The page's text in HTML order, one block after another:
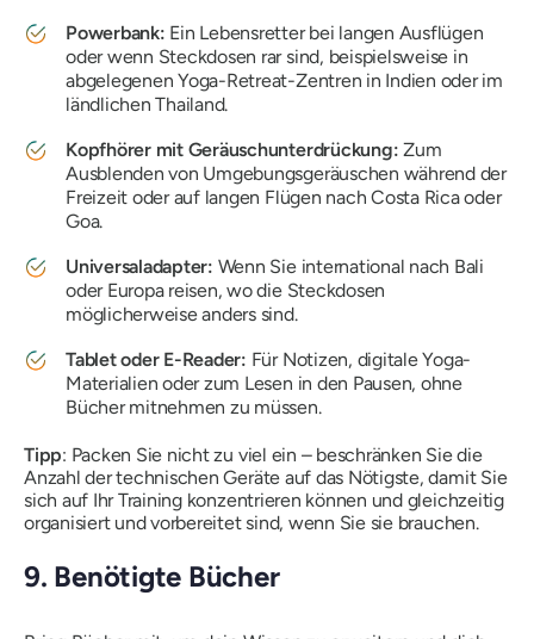
Powerbank: Ein Lebensretter bei langen Ausflügen
oder wenn Steckdosen rar sind, beispielsweise in
abgelegenen Yoga-Retreat-Zentren in Indien oder im
ländlichen Thailand.
Kopfhörer mit Geräuschunterdrückung: Zum
Ausblenden von Umgebungsgeräuschen während der
Freizeit oder auf langen Flügen nach Costa Rica oder
Goa.
Universaladapter: Wenn Sie international nach Bali
oder Europa reisen, wo die Steckdosen
möglicherweise anders sind.
Tablet oder E-Reader: Für Notizen, digitale Yoga-
Materialien oder zum Lesen in den Pausen, ohne
Bücher mitnehmen zu müssen.
Tipp: Packen Sie nicht zu viel ein – beschränken Sie die
Anzahl der technischen Geräte auf das Nötigste, damit Sie
sich auf Ihr Training konzentrieren können und gleichzeitig
organisiert und vorbereitet sind, wenn Sie sie brauchen.
9. Benötigte Bücher